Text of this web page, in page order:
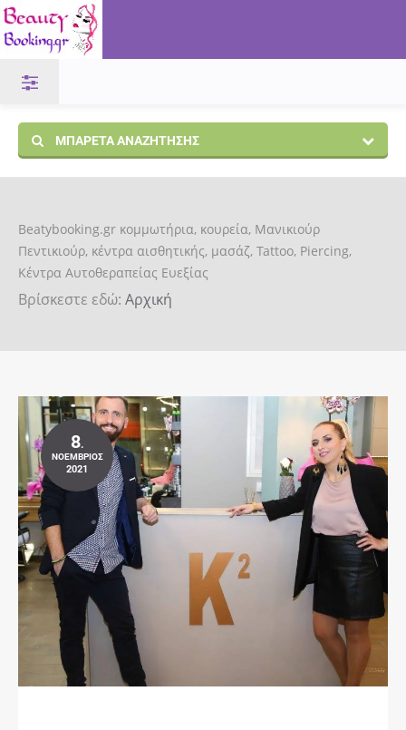
ΜΠΑΡΈΤΑ ΑΝΑΖΉΤΗΣΗΣ
Beatybooking.gr κομμωτήρια, κουρεία, Μανικιούρ
Πεντικιούρ, κέντρα αισθητικής, μασάζ, Tattoo, Piercing,
Κέντρα Αυτοθεραπείας Ευεξίας
Βρίσκεστε εδώ: Αρχική
8.
ΝΟΈΜΒΡΙΟΣ
2021